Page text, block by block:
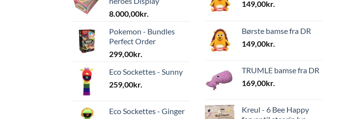
8.000,00kr.
Pokemon - Bundles
Perfect Order
299,00kr.
Eco Sockettes - Sunny
259,00kr.
Eco Sockettes - Ginger
149,00kr.
Børste bamse fra DR
149,00kr.
TRUMLE bamse fra DR
169,00kr.
Kreul - 6 Bee Happy